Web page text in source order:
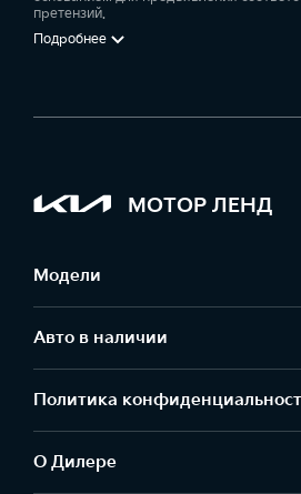
претензий.
Подробнее
МОТОР ЛЕНД
Модели
Авто в наличии
Политика
О Дилере